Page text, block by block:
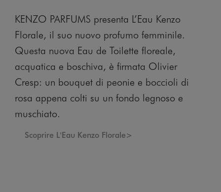
KENZO PARFUMS presenta L’Eau Kenzo
Florale, il suo nuovo profumo femminile.
Questa nuova Eau de Toilette floreale,
acquatica e boschiva, è firmata Olivier
Cresp: un bouquet di peonie e boccioli di
rosa appena colti su un fondo legnoso e
muschiato.
Scoprire L'Eau Kenzo Florale>